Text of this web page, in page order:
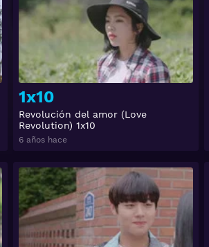
1x10
Revolución del amor (Love
Revolution) 1x10
6 años hace
Ver